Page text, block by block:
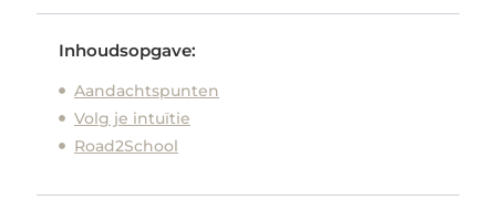
Inhoudsopgave:
Aandachtspunten
Volg je intuïtie
Road2School